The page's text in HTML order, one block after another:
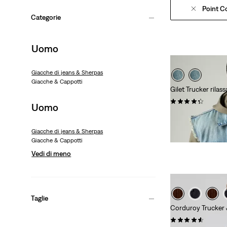
Categorie
Uomo
Giacche di jeans & Sherpas
Giacche & Cappotti
Uomo
Giacche di jeans & Sherpas
Giacche & Cappotti
Vedi di meno
Taglie
Point
Gilet Trucker
€ 49,50
Original
Price
was
€ 99,00
10% di sconto
Corduroy Trucker